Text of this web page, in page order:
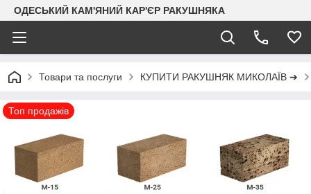
ОДЕСЬКИЙ КАМ'ЯНИЙ КАР'ЄР РАКУШНЯКА
Товари та послуги КУПИТИ РАКУШНЯК МИКОЛАЇВ ➔
Топ продажів